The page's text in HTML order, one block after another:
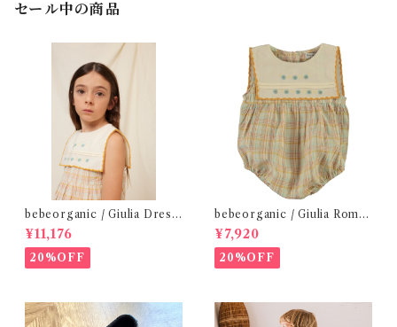
セール中の商品
bebeorganic / Giulia Dress
Lagoon Check (2-6y)
¥11,176
20%OFF
bebeorganic / Giulia Romp
er Lagoon Check( 6・12ｍ)
¥7,920
20%OFF